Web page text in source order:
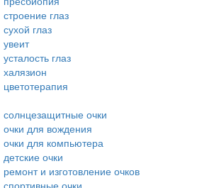
строение глаз
сухой глаз
увеит
усталость глаз
халязион
цветотерапия
солнцезащитные очки
очки для вождения
очки для компьютера
детские очки
ремонт и изготовление очков